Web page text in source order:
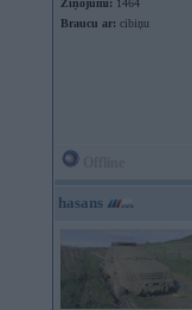
Ziņojumi: 1464
Braucu ar: cibiņu
hasans